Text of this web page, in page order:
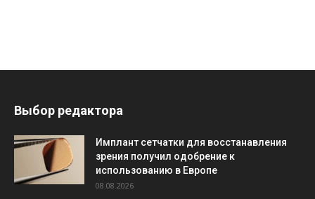
Выбор редактора
Имплант сетчатки для восстанавления
зрения получил одобрение к
использованию в Европе
08.08.2026